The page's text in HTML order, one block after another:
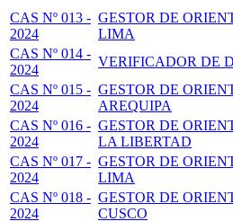
CAS Nº 013 -
2024
GESTOR DE
LIMA
CAS Nº 014 -
2024
VERIFICADOR DE
CAS Nº 015 -
2024
GESTOR DE
AREQUIPA
CAS Nº 016 -
2024
GESTOR DE
LA LIBERTAD
CAS Nº 017 -
2024
GESTOR DE
LIMA
CAS Nº 018 -
2024
GESTOR DE
CUSCO